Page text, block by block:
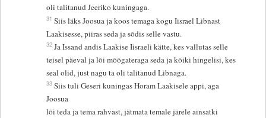
oli talitanud Jeeriko kuningaga.
31 Siis läks Joosua ja koos temaga kogu Iisrael Libnast
Laakisesse, piiras seda ja sõdis selle vastu.
32 Ja Issand andis Laakise Iisraeli kätte, kes vallutas selle
teisel päeval ja lõi mõõgateraga seda ja kõiki hingelisi, kes
seal olid, just nagu ta oli talitanud Libnaga.
33 Siis tuli Geseri kuningas Horam Laakisele appi, aga
Joosua
lõi teda ja tema rahvast, jätmata temale järele ainsatki